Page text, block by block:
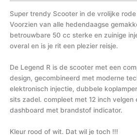
Super trendy Scooter in de vrolijke
Voorzien van alle hedendaagse
betrouwbare 50 cc sterke en zuinige
overal en is je rit een plezier reisje.
De Legend R is de scooter met een
design, gecombineerd met moderne
elektronisch injectie, dubbele
sits zadel. compleet met 12 inch velgen
dashboard met brandstof indicator.
Kleur rood of wit. Dat wil je toch !!!